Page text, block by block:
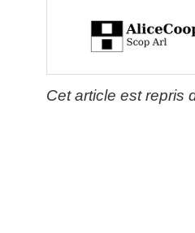
Cet article est repris